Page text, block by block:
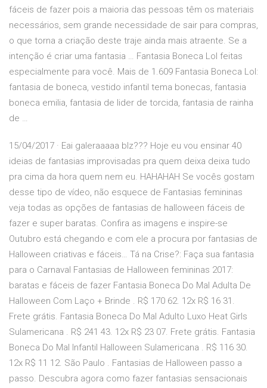
fáceis de fazer pois a maioria das pessoas têm os materiais
necessários, sem grande necessidade de sair para compras,
o que torna a criação deste traje ainda mais atraente. Se a
intenção é criar uma fantasia … Fantasia Boneca Lol feitas
especialmente para você. Mais de 1.609 Fantasia Boneca Lol:
fantasia de boneca, vestido infantil tema bonecas, fantasia
boneca emilia, fantasia de lider de torcida, fantasia de rainha
de …
15/04/2017 · Eai galeraaaaa blz??? Hoje eu vou ensinar 40
ideias de fantasias improvisadas pra quem deixa deixa tudo
pra cima da hora quem nem eu. HAHAHAH Se vocês gostam
desse tipo de vídeo, não esquece de Fantasias femininas
veja todas as opções de fantasias de halloween fáceis de
fazer e super baratas. Confira as imagens e inspire-se
Outubro está chegando e com ele a procura por fantasias de
Halloween criativas e fáceis… Tá na Crise?: Faça sua fantasia
para o Carnaval Fantasias de Halloween femininas 2017:
baratas e fáceis de fazer Fantasia Boneca Do Mal Adulta De
Halloween Com Laço + Brinde . R$ 170 62. 12x R$ 16 31.
Frete grátis. Fantasia Boneca Do Mal Adulto Luxo Heat Girls
Sulamericana . R$ 241 43. 12x R$ 23 07. Frete grátis. Fantasia
Boneca Do Mal Infantil Halloween Sulamericana . R$ 116 30.
12x R$ 11 12. São Paulo . Fantasias de Halloween passo a
passo. Descubra agora como fazer fantasias sensacionais